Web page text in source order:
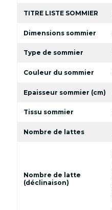
TITRE LISTE SOMMIER
Dimensions sommier
Type de sommier
Couleur du sommier
Epaisseur sommier (cm)
Tissu sommier
Nombre de lattes
Nombre de latte
(déclinaison)